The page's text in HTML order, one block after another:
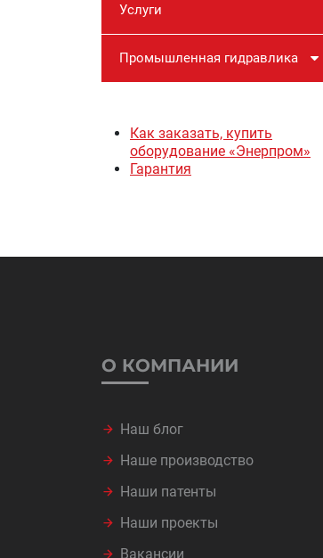
Услуги
Промышленная гидравлика
Как заказать, купить
оборудование «Энерпром»
Гарантия
О КОМПАНИИ
Наш блог
Наше производство
Наши патенты
Наши проекты
Вакансии